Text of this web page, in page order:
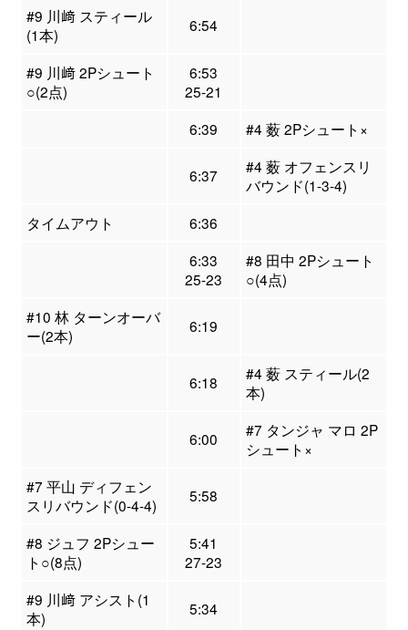
#9 川﨑 スティール
(1本)
6:54
#9 川﨑 2Pシュート
○(2点)
6:53
25-21
6:39
#4 薮 2Pシュート×
6:37
#4 薮 オフェンスリ
バウンド(1-3-4)
タイムアウト
6:36
6:33
25-23
#8 田中 2Pシュート
○(4点)
#10 林 ターンオーバ
ー(2本)
6:19
6:18
#4 薮 スティール(2
本)
6:00
#7 タンジャ マロ 2P
シュート×
#7 平山 ディフェン
スリバウンド(0-4-4)
5:58
#8 ジュフ 2Pシュー
ト○(8点)
5:41
27-23
#9 川﨑 アシスト(1
本)
5:34